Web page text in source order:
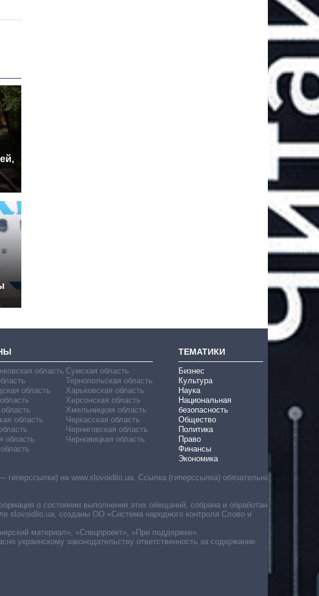
область
область
область
область
Сумская область
Тернопольская область
Харьковская область
Херсонская область
Хмельницкая область
Черкасская область
Черниговская область
Черновицкая область
ТЕМАТИКИ
Бизнес
Культура
Наука
Национальная
безопасность
Общество
Политика
Право
Финансы
Экономика
на www.slovoidilo.ua. Ссылка (гиперссылка) обязательна
о состоянии выполнения этих обещаний, собрана и обработана
созданы ОО «Система народного контроля Слово и
материал», «Спецпроект», «При поддержке».
украинскому законодательству ответственность за содержание